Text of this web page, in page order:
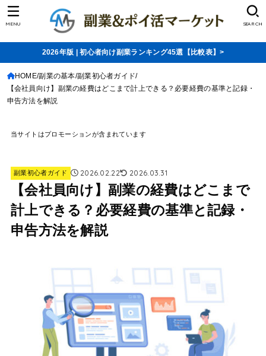
SEARCH
MENU
2026年版 | 初心者向け副業ランキング45選【比較表】>
HOME 副業の基本 副業初心者ガイド
【会社員向け】副業の経費はどこまで計上できる？必要経費の基準と記録・
申告方法を解説
当サイトはプロモーションが含まれています
副業初心者ガイド 2026.02.22 2026.03.31
【会社員向け】副業の経費はどこまで
計上できる？必要経費の基準と記録・
申告方法を解説